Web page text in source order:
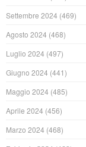
Settembre 2024 (469)
Agosto 2024 (468)
Luglio 2024 (497)
Giugno 2024 (441)
Maggio 2024 (485)
Aprile 2024 (456)
Marzo 2024 (468)